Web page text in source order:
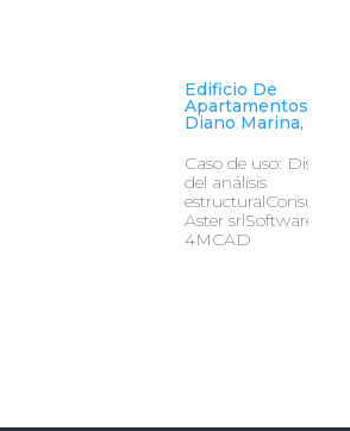
Edificio De
Apartamentos En
Diano Marina, Italia
Caso de uso: Diseño
del análisis
Aster srlSoftware:
4MCAD